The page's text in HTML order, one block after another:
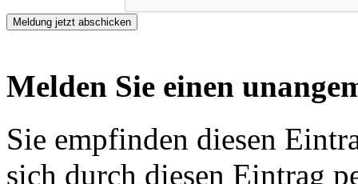
Melden Sie einen
Sie empfinden diesen
sich durch diesen Eintrag